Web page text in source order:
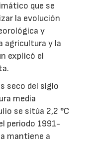
que se
la evolución
y
agricultura y la
explicó el
seco del siglo
media
se sitúa 2,2 °C
periodo 1991-
mantiene a